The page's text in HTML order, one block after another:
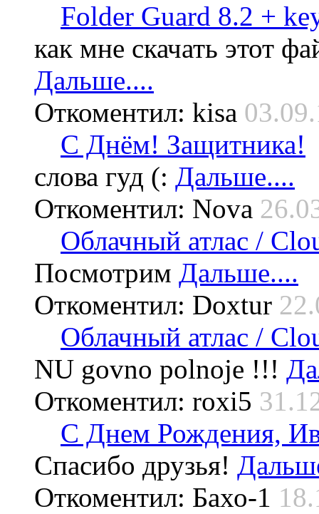
Folder Guard 8.2 +
как мне скачать этот
Дальше....
Откоментил: kisa
С Днём! Защитника!
слова гуд (: Дальше....
Откоментил: Nova
Облачный атлас /
Посмотрим Дальше....
Откоментил: Doxtur
Облачный атлас /
NU govno polnoje !!!
Откоментил: roxi5
С Днем Рождения,
Спасибо друзья!
Откоментил: Бахо-1